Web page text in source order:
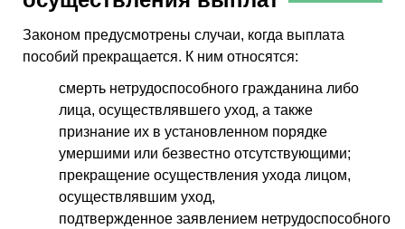
Законом предусмотрены случаи, когда выплата
пособий прекращается. К ним относятся:
смерть нетрудоспособного гражданина либо
лица, осуществлявшего уход, а также
признание их в установленном порядке
умершими или безвестно отсутствующими;
прекращение осуществления ухода лицом,
осуществлявшим уход,
подтвержденное заявлением нетрудоспособного